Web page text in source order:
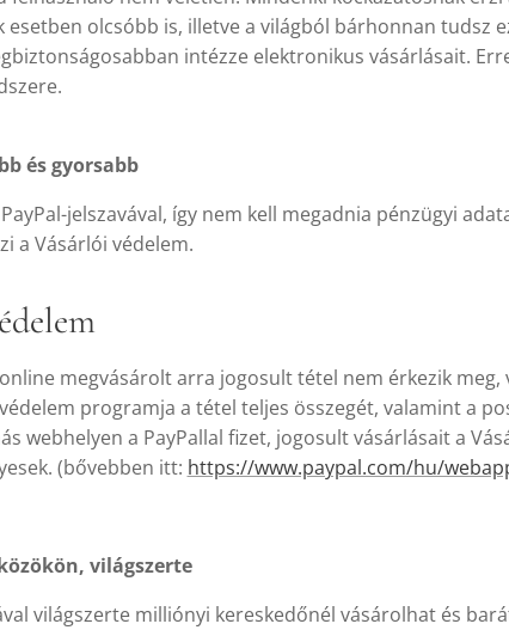
esetben olcsóbb is, illetve a világból bárhonnan tudsz
intézze elektronikus vásárlásait.
és gyorsabb
jelszavával, így nem kell megadnia pénzügyi
a Vásárlói védelem.
megvásárolt arra jogosult tétel nem érkezik
programja a tétel teljes összegét, valamint a
webhelyen a PayPallal fizet, jogosult vásárlásait a
(bővebben itt: https://www.paypal.com/hu/
világszerte
világszerte milliónyi kereskedőnél vásárolhat és